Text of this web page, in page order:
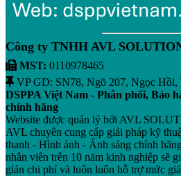
Công ty TNHH AVL
MST: 0110978465
VP GD: SN78, Ngõ 207, Ngọc Hồi,
DSPPA Việt Nam - Phân phối, Bảo
chính hãng
Website được quản lý bởi AVL
AVL chuyên cung cấp giải pháp kỹ
thanh - Hình ảnh - Ánh sáng chính
nhân viên trên 10 năm kinh nghiệp sẽ
giản chi phí và luôn luôn hỗ trợ mức